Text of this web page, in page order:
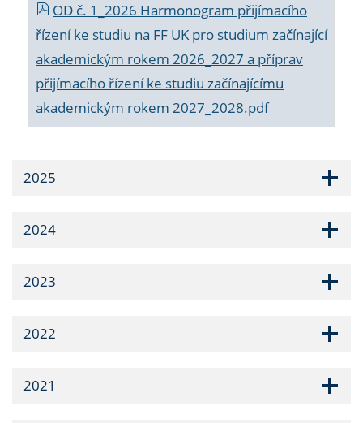
OD č. 1_2026 Harmonogram přijímacího
řízení ke studiu na FF UK pro studium začínající
akademickým rokem 2026_2027 a příprav
přijímacího řízení ke studiu začínajícímu
akademickým rokem 2027_2028.pdf
2025
2024
2023
2022
2021